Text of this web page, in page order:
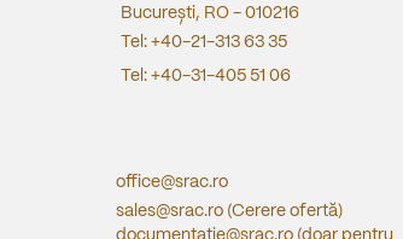
București, RO - 010216
Tel: +40-21-313 63 35
Tel: +40-31-405 51 06
office@srac.ro
sales@srac.ro (Cerere ofertă)
documentatie@srac.ro (doar pentru